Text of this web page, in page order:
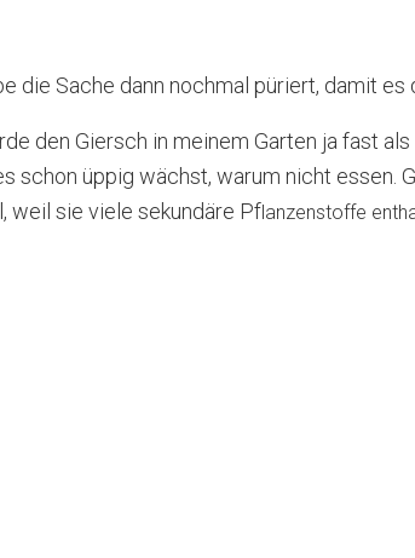
die Sache dann nochmal püriert, damit es
den Giersch in meinem Garten ja fast
schon üppig wächst, warum nicht essen.
weil sie viele sekundäre Pflanzenstoffe